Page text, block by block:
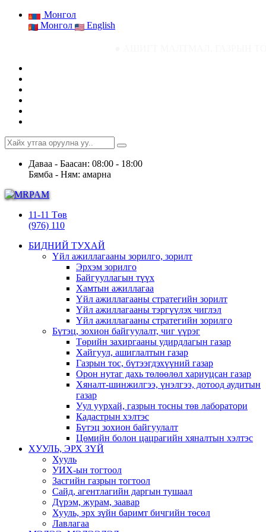
Монгол
Монгол
English
Даваа - Баасан: 08:00 - 18:00
Бямба - Ням: амарна
11-11 Төв
(976) 110
БИДНИЙ ТУХАЙ
Үйл ажиллагааны зорилго, зорилт
Эрхэм зорилго
Байгууллагын түүх
Хамтын ажиллагаа
Үйл ажиллагааны стратегийн зорилт
Үйл ажиллагааны тэргүүлэх чиглэл
Үйл ажиллагааны стратегийн зорилго
Бүтэц, зохион байгуулалт, чиг үүрэг
Төрийн захиргааны удирдлагын газар
Хайгуул, ашиглалтын газар
Газрын тос, бүтээгдэхүүний газар
Орон нутаг дахь төлөөлөл хариуцсан газар
Хяналт-шинжилгээ, үнэлгээ, дотоод аудитын
газар
Уул уурхай, газрын тосны төв лаборатори
Кадастрын хэлтэс
Бүтэц зохион байгуулалт
Цөмийн болон цацрагийн хяналтын хэлтэс
ХУУЛЬ, ЭРХ ЗҮЙ
Хууль
УИХ-ын тогтоол
Засгийн газрын тогтоол
Сайд, агентлагийн даргын тушаал
Дүрэм, журам, заавар
Хууль, эрх зүйн баримт бичгийн төсөл
Лавлагаа